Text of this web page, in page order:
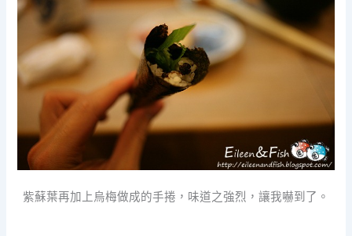
紫蘇葉再加上烏梅做成的手捲，味道之強烈，讓我嚇到了。